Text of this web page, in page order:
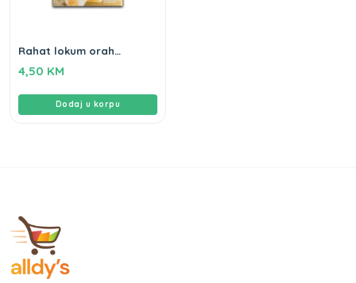
Rahat lokum orah
4,50 KM
Dodaj u korpu